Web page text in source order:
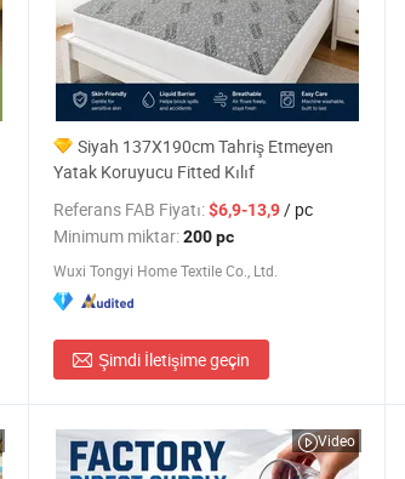
Siyah 137X190cm Tahriş Etmeyen
Yatak Koruyucu Fitted Kılıf
Referans FAB Fiyatı:$6,9-13,9/ pc
Minimum miktar:200 pc
Wuxi Tongyi Home Textile Co., Ltd.
Şimdi İletişime geçin
Video